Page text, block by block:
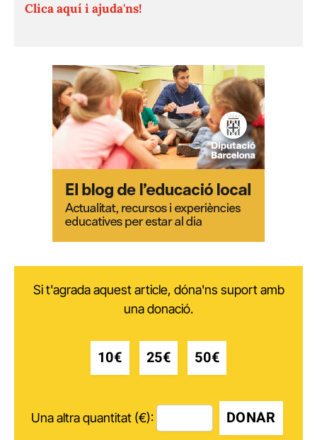
Clica aquí i ajuda'ns!
Si t'agrada aquest article, dóna'ns suport amb
una donació.
10€ 25€ 50€
Una altra quantitat (€): DONAR